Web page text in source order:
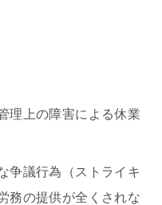
理上の障害による休業
争議行為（ストライキ
務の提供が全くされな